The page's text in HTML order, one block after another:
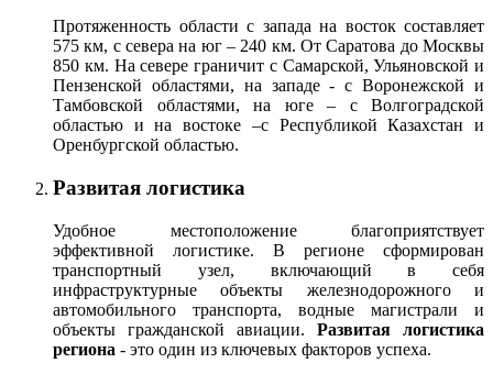
Протяженность области с запада на восток составляет
575 км, с севера на юг – 240 км. От Саратова до Москвы
850 км. На севере граничит с Самарской, Ульяновской и
Пензенской областями, на западе - с Воронежской и
Тамбовской областями, на юге – с Волгоградской
областью и на востоке –с Республикой Казахстан и
Оренбургской областью.
Развитая логистика
Удобное местоположение благоприятствует
эффективной логистике. В регионе сформирован
транспортный узел, включающий в себя
инфраструктурные объекты железнодорожного и
автомобильного транспорта, водные магистрали и
объекты гражданской авиации. Развитая логистика
региона - это один из ключевых факторов успеха.